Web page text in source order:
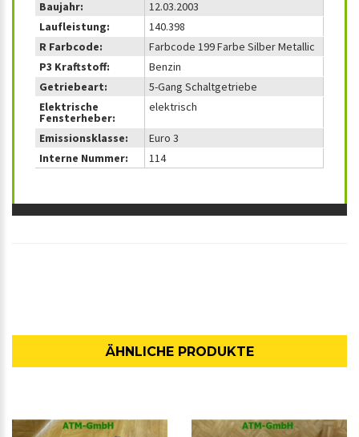
Baujahr:
12.03.2003
Laufleistung:
140.398
R Farbcode:
Farbcode 199 Farbe Silber Metallic
P3 Kraftstoff:
Benzin
Getriebeart:
5-Gang Schaltgetriebe
Elektrische
Fensterheber:
elektrisch
Emissionsklasse:
Euro 3
Interne Nummer:
114
ÄHNLICHE PRODUKTE